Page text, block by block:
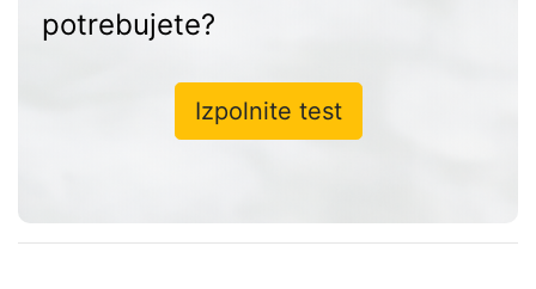
potrebujete?
Izpolnite test